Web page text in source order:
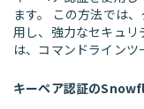
ます。 この方法では
用し、強力なセキュリ
は、コマンドラインツ
キーペア認証の